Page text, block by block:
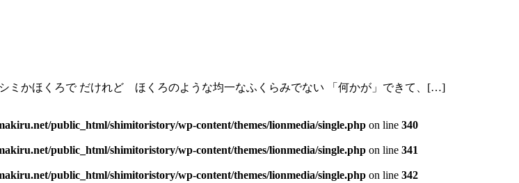
ミかほくろで だけれど ほくろのような均一なふくらみでない 「何かが」できて、[…]
public_html/shimitoristory/wp-content/themes/lionmedia/single.php on line 340
public_html/shimitoristory/wp-content/themes/lionmedia/single.php on line 341
public_html/shimitoristory/wp-content/themes/lionmedia/single.php on line 342